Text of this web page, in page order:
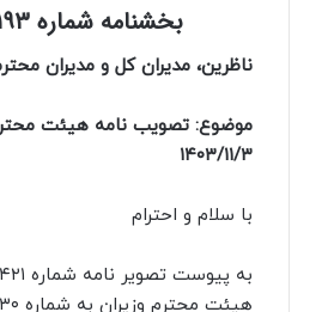
بخشنامه شماره ۱۴۰۳/۱۷۷۴۱۹۳ مورخ ۱۴۰۳/۱۲/۰۸ گمرک
ناظرین، مدیران کل و مدیران
۱۴۰۳/۱۱/۳
با سلام و احترام